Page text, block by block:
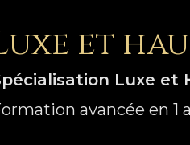
et
Luxe et
avancée en 1